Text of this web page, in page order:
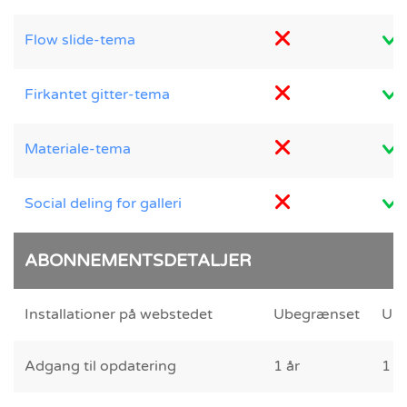
Flow slide-tema
Firkantet gitter-tema
Materiale-tema
Social deling for galleri
ABONNEMENTSDETALJER
Installationer på webstedet Ubegrænset
Adgang til opdatering 1 år 1 år